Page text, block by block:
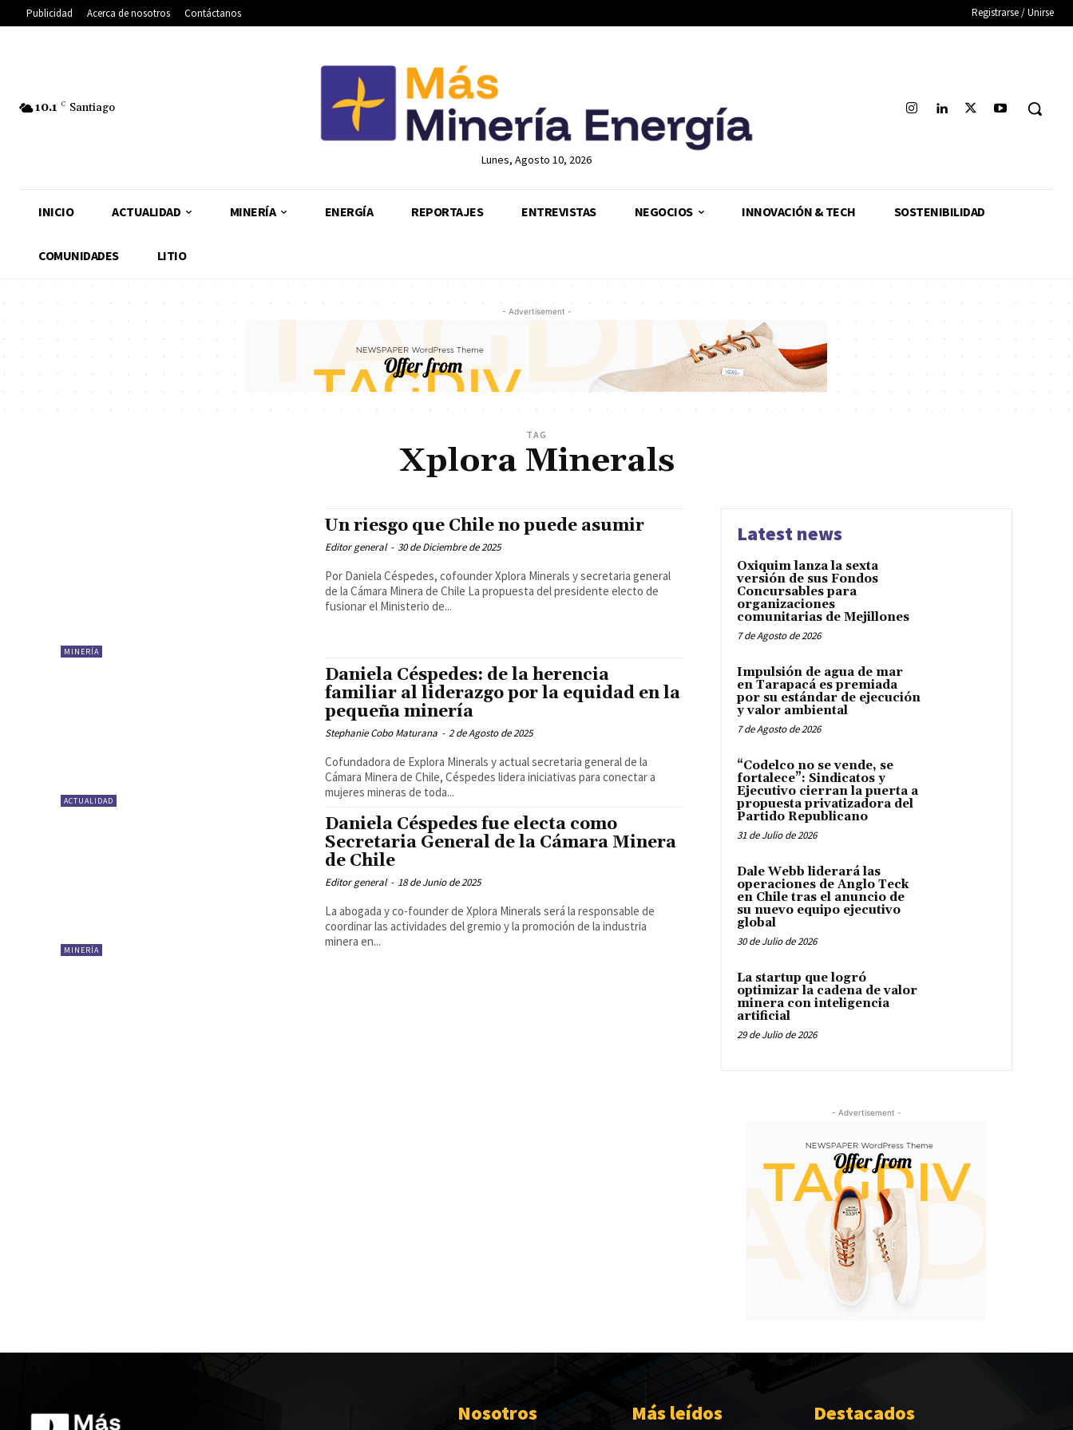
Publicidad Acerca de nosotros Contáctanos Registrarse / Unirse
10.1 C Santiago
Lunes, Agosto 10, 2026
INICIO ACTUALIDAD MINERÍA ENERGÍA REPORTAJES ENTREVISTAS NEGOCIOS INNOVACIÓN & TECH SOSTENIBILIDAD
COMUNIDADES LITIO
- Advertisement -
TAG
Xplora Minerals
MINERÍA
Un riesgo que Chile no puede asumir
Editor general - 30 de Diciembre de 2025
Por Daniela Céspedes, cofounder Xplora Minerals y secretaria general
de la Cámara Minera de Chile La propuesta del presidente electo de
fusionar el Ministerio de...
ACTUALIDAD
Daniela Céspedes: de la herencia
familiar al liderazgo por la equidad en la
pequeña minería
Stephanie Cobo Maturana - 2 de Agosto de 2025
Cofundadora de Explora Minerals y actual secretaria general de la
Cámara Minera de Chile, Céspedes lidera iniciativas para conectar a
mujeres mineras de toda...
MINERÍA
Daniela Céspedes fue electa como
Secretaria General de la Cámara Minera
de Chile
Editor general - 18 de Junio de 2025
La abogada y co-founder de Xplora Minerals será la responsable de
coordinar las actividades del gremio y la promoción de la industria
minera en...
Latest news
Oxiquim lanza la sexta
versión de sus Fondos
Concursables para
organizaciones
comunitarias de Mejillones
7 de Agosto de 2026
Impulsión de agua de mar
en Tarapacá es premiada
por su estándar de ejecución
y valor ambiental
7 de Agosto de 2026
“Codelco no se vende, se
fortalece”: Sindicatos y
Ejecutivo cierran la puerta a
propuesta privatizadora del
Partido Republicano
31 de Julio de 2026
Dale Webb liderará las
operaciones de Anglo Teck
en Chile tras el anuncio de
su nuevo equipo ejecutivo
global
30 de Julio de 2026
La startup que logró
optimizar la cadena de valor
minera con inteligencia
artificial
29 de Julio de 2026
- Advertisement -
Nosotros Más leídos Destacados